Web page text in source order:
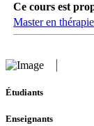
Ce cours est
Master en
Étudiants
Enseignants